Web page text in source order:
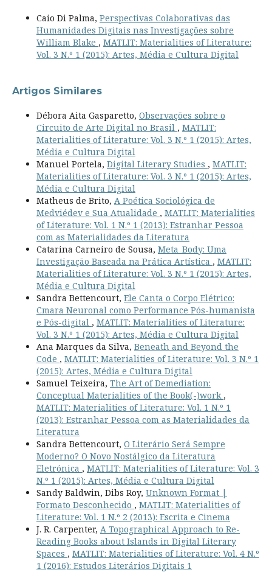
Caio Di Palma, Perspectivas Colaborativas das
Humanidades Digitais nas Investigações sobre
William Blake , MATLIT: Materialities of Literature:
Vol. 3 N.º 1 (2015): Artes, Média e Cultura Digital
Artigos Similares
Débora Aita Gasparetto, Observações sobre o
Circuito de Arte Digital no Brasil , MATLIT:
Materialities of Literature: Vol. 3 N.º 1 (2015): Artes,
Média e Cultura Digital
Manuel Portela, Digital Literary Studies , MATLIT:
Materialities of Literature: Vol. 3 N.º 1 (2015): Artes,
Média e Cultura Digital
Matheus de Brito, A Poética Sociológica de
Medviédev e Sua Atualidade , MATLIT: Materialities
of Literature: Vol. 1 N.º 1 (2013): Estranhar Pessoa
com as Materialidades da Literatura
Catarina Carneiro de Sousa, Meta_Body: Uma
Investigação Baseada na Prática Artística , MATLIT:
Materialities of Literature: Vol. 3 N.º 1 (2015): Artes,
Média e Cultura Digital
Sandra Bettencourt, Ele Canta o Corpo Elétrico:
Cmara Neuronal como Performance Pós-humanista
e Pós-digital , MATLIT: Materialities of Literature:
Vol. 3 N.º 1 (2015): Artes, Média e Cultura Digital
Ana Marques da Silva, Beneath and Beyond the
Code , MATLIT: Materialities of Literature: Vol. 3 N.º 1
(2015): Artes, Média e Cultura Digital
Samuel Teixeira, The Art of Demediation:
Conceptual Materialities of the Book(-)work ,
MATLIT: Materialities of Literature: Vol. 1 N.º 1
(2013): Estranhar Pessoa com as Materialidades da
Literatura
Sandra Bettencourt, O Literário Será Sempre
Moderno? O Novo Nostálgico da Literatura
Eletrónica , MATLIT: Materialities of Literature: Vol. 3
N.º 1 (2015): Artes, Média e Cultura Digital
Sandy Baldwin, Dibs Roy, Unknown Format |
Formato Desconhecido , MATLIT: Materialities of
Literature: Vol. 1 N.º 2 (2013): Escrita e Cinema
J. R. Carpenter, A Topographical Approach to Re-
Reading Books about Islands in Digital Literary
Spaces , MATLIT: Materialities of Literature: Vol. 4 N.º
1 (2016): Estudos Literários Digitais 1